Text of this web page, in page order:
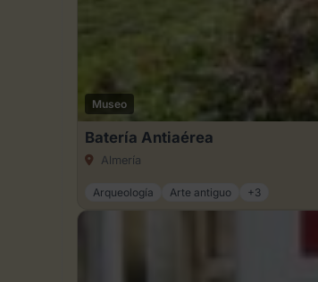
Museo
Batería Antiaérea
Almería
Arqueología Arte antiguo +3